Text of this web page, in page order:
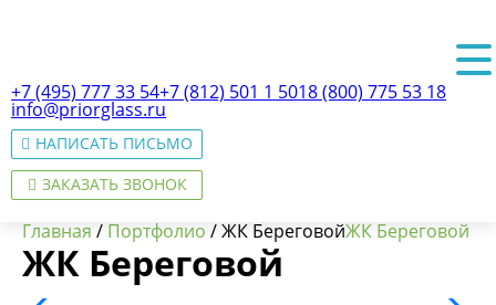
+7 (495) 777 33 54+7 (812) 501 1 5018 (800) 775 53 18
info@priorglass.ru
НАПИСАТЬ ПИСЬМО
ЗАКАЗАТЬ ЗВОНОК
Главная / Портфолио /ЖК БереговойЖК Береговой
ЖК Береговой